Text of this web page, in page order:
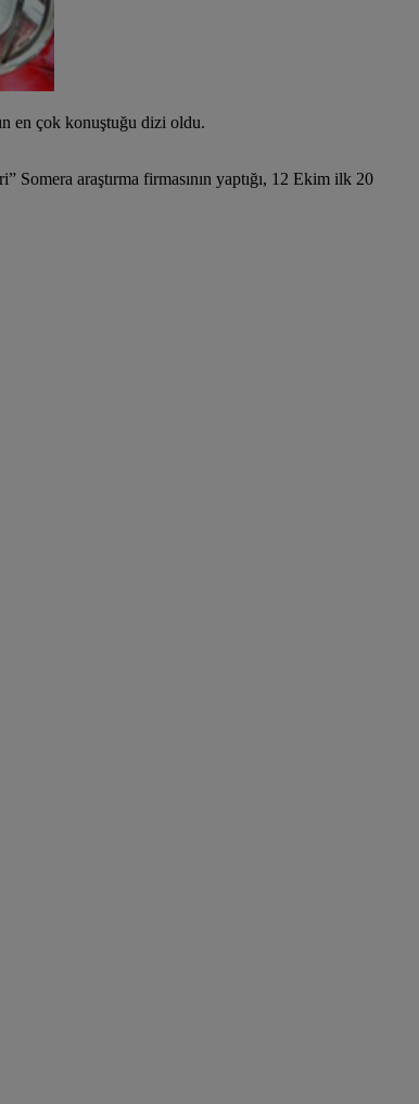
en çok konuştuğu dizi oldu.
araştırma firmasının yaptığı, 12 Ekim ilk 20